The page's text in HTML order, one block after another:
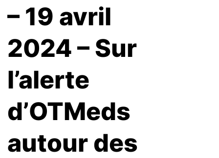
– 19 avril
2024 – Sur
l’alerte
d’OTMeds
autour des